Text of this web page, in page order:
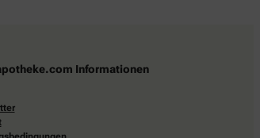
Informationen